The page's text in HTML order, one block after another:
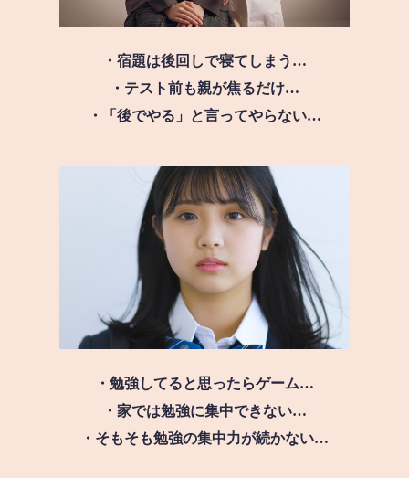
・宿題は後回しで寝てしまう…
・テスト前も親が焦るだけ…
・「後でやる」と言ってやらない…
・勉強してると思ったらゲーム…
・家では勉強に集中できない…
・そもそも勉強の集中力が続かない…